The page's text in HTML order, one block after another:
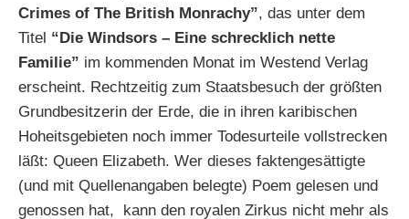
Crimes of The British Monrachy”, das unter dem
Titel “Die Windsors – Eine schrecklich nette
Familie” im kommenden Monat im Westend Verlag
erscheint. Rechtzeitig zum Staatsbesuch der größten
Grundbesitzerin der Erde, die in ihren karibischen
Hoheitsgebieten noch immer Todesurteile vollstrecken
läßt: Queen Elizabeth. Wer dieses faktengesättigte
(und mit Quellenangaben belegte) Poem gelesen und
genossen hat, kann den royalen Zirkus nicht mehr als